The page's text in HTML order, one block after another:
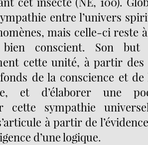
entre l’univers
mais celle-ci reste
conscient. Son
cette unité, à partir des
de la conscience et
et d’élaborer une
cette sympathie
à partir de
d’une logique.